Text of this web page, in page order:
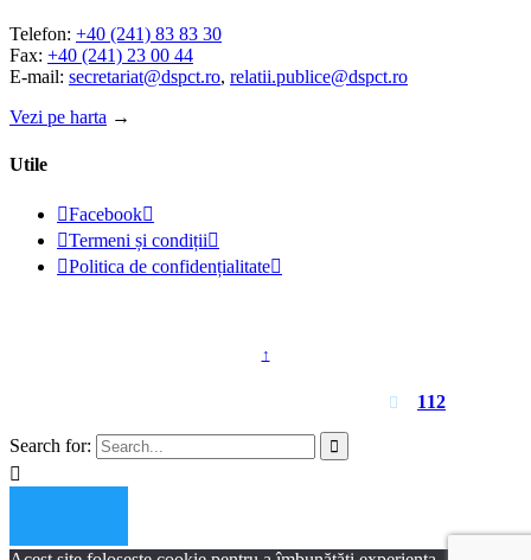
Telefon: +40 (241) 83 83 30
Fax: +40 (241) 23 00 44
E-mail: secretariat@dspct.ro, relatii.publice@dspct.ro
Vezi pe harta →
Utile
Facebook
Termeni și condiții
Politica de confidențialitate
↑
 112
Search for: 
